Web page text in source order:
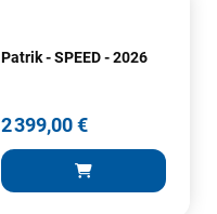
Patrik - SPEED - 2026
2 399,00 €